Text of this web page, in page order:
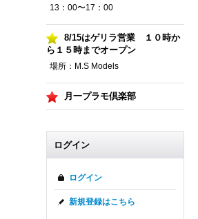
13：00〜17：00
8/15はゲリラ営業 １０時か
ら１５時までオープン
場所：M.S Models
月一プラモ倶楽部
ログイン
ログイン
新規登録はこちら